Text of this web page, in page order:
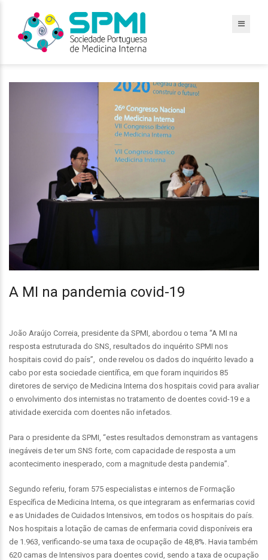
A MI na pandemia covid-19
João Araújo Correia, presidente da SPMI, abordou o tema “A MI na
resposta estruturada do SNS, resultados do inquérito SPMI nos
hospitais covid do país”, onde revelou os dados do inquérito levado a
cabo por esta sociedade científica, em que foram inquiridos 85
diretores de serviço de Medicina Interna dos hospitais covid para avaliar
o envolvimento dos internistas no tratamento de doentes covid-19 e a
atividade exercida com doentes não infetados.
Para o presidente da SPMI, “estes resultados demonstram as vantagens
inegáveis de ter um SNS forte, com capacidade de resposta a um
acontecimento inesperado, com a magnitude desta pandemia”.
Segundo referiu, foram 575 especialistas e internos de Formação
Específica de Medicina Interna, os que integraram as enfermarias covid
e as Unidades de Cuidados Intensivos, em todos os hospitais do país.
Nos hospitais a lotação de camas de enfermaria covid disponíveis era
de 1.963, verificando-se uma taxa de ocupação de 48,8%. Havia também
620 camas de Intensivos para doentes covid, sendo a taxa de ocupação